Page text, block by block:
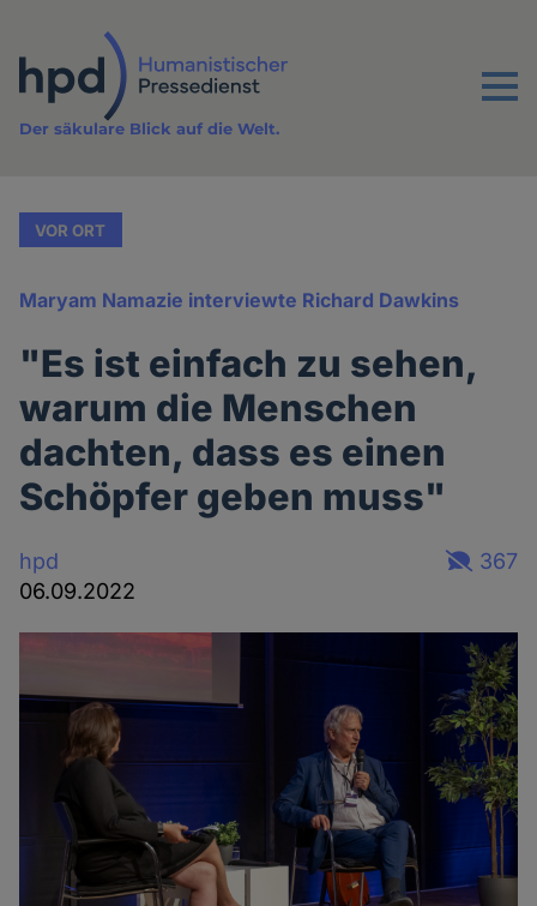
Inhalt
Menu
Der säkulare Blick auf die Welt.
VOR ORT
Maryam Namazie interviewte Richard Dawkins
"Es ist einfach zu sehen,
warum die Menschen
dachten, dass es einen
Schöpfer geben muss"
hpd
06.09.2022
367